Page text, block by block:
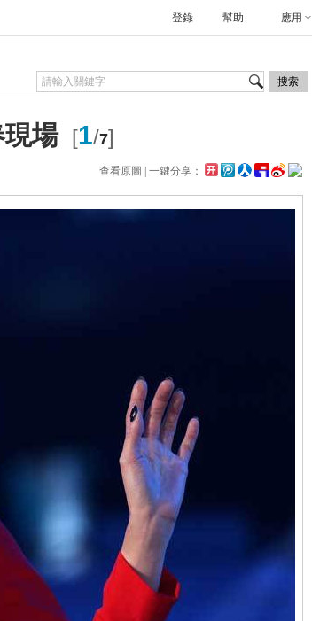
幫助 應用
登錄
搜索
現場 [1/7]
查看原圖 | 一鍵分享：